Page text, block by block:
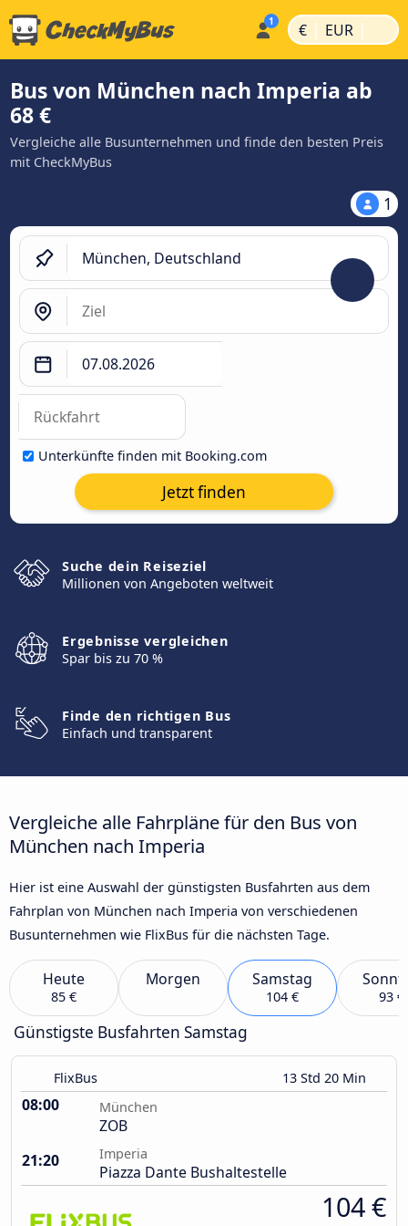
€ | EUR |
Bus von München nach Imperia ab
68 €
Vergleiche alle Busunternehmen und finde den besten Preis
mit CheckMyBus
1
Unterkünfte finden mit Booking.com
Jetzt finden
Suche dein Reiseziel
Millionen von Angeboten weltweit
Ergebnisse vergleichen
Spar bis zu 70 %
Finde den richtigen Bus
Einfach und transparent
Vergleiche alle Fahrpläne für den Bus von
München nach Imperia
Hier ist eine Auswahl der günstigsten Busfahrten aus dem
Fahrplan von München nach Imperia von verschiedenen
Busunternehmen wie FlixBus für die nächsten Tage.
Heute
85 €
Morgen Samstag
104 € 93 €
Günstigste Busfahrten Samstag
FlixBus 13 Std 20 Min
08:00 München
ZOB
21:20
Imperia
Piazza Dante Bushaltestelle
104 €